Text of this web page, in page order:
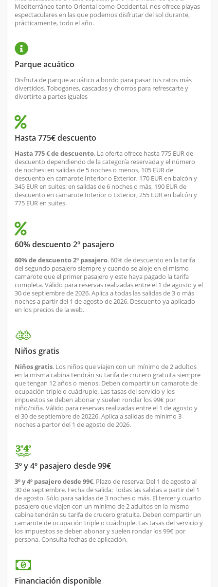
Mediterráneo tanto Oriental como Occidental, nos ofrece playas
espectaculares en las que podemos disfrutar del sol durante,
prácticamente, todo el año.
Parque acuático
Disfruta de parque acuático a bordo para pasar tus ratos más
divertidos. Toboganes, cascadas y chorros para refrescarte y
divertirte a partes iguales
Hasta 775€ descuento
Hasta 775 € de descuento. La oferta ofrece hasta 775 EUR de
descuento dependiendo de la categoría reservada y el número
de noches: en salidas de 5 noches o menos, 105 EUR de
descuento en camarote Interior o Exterior, 170 EUR en balcón y
345 EUR en suites; en salidas de 6 noches o más, 190 EUR de
descuento en camarote Interior o Exterior, 255 EUR en balcón y
775 EUR en suites.
60% descuento 2º pasajero
60% de descuento 2º pasajero. 60% de descuento en la tarifa
del segundo pasajero siempre y cuando se aloje en el mismo
camarote que el primer pasajero y este haya pagado la tarifa
completa. Válido para reservas realizadas entre el 1 de agosto y el
30 de septiembre de 2026. Aplica a todas las salidas de 3 o más
noches a partir del 1 de agosto de 2026. Descuento ya aplicado
en los precios de la web.
Niños gratis
Niños gratis. Los niños que viajen con un mínimo de 2 adultos
en la misma cabina tendrán su tarifa de crucero gratuita siempre
que tengan 12 años o menos. Deben compartir un camarote de
ocupación triple o cuádruple. Las tasas del servicio y los
impuestos se deben abonar y suelen rondar los 99€ por
niño/niña. Válido para reservas realizadas entre el 1 de agosto y
el 30 de septiembre de 20226. Aplica a salidas de mínimo 3
noches a partor del 1 de agosto de 2026.
3º y 4º pasajero desde 99€
3º y 4º pasajero desde 99€. Plazo de reserva: Del 1 de agosto al
30 de septiembre. Fecha de salida: Todas las salidas a partir del 1
de agosto. Sólo para salidas de 3 noches o más. El tercer y cuarto
pasajero que viajen con un mínimo de 2 adultos en la misma
cabina tendrán su tarifa de crucero gratuita. Deben compartir un
camarote de ocupación triple o cuádruple. Las tasas del servicio y
los impuestos se deben abonar y suelen rondar los 99€ por
persona. Consulta fechas de aplicación.
Financiación disponible